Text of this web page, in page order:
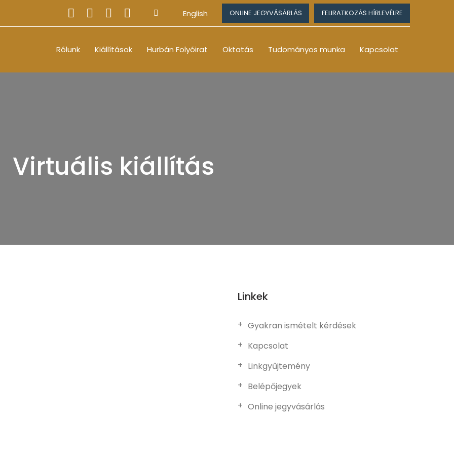
English ONLINE JEGYVÁSÁRLÁS FELIRATKOZÁS HÍRLEVÉLRE
Rólunk Kiállítások Hurbán Folyóirat Oktatás Tudományos munka Kapcsolat
Virtuális kiállítás
Linkek
Gyakran ismételt kérdések
Kapcsolat
Linkgyűjtemény
Belépőjegyek
Online jegyvásárlás